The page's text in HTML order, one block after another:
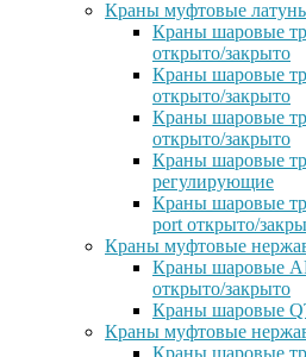
Краны муфтовые
Краны шаровые
открыто/закрыто
Краны шаровые
открыто/закрыто
Краны шаровые
открыто/закрыто
Краны шаровые
регулирующие
Краны шаровые
port открыто/
Краны муфтовые
Краны шаровые
открыто/закрыто
Краны шаровые
Краны муфтовые
Краны шаровые